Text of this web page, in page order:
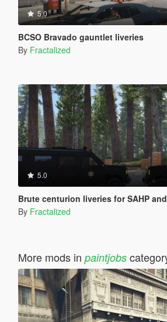
5.0
BCSO Bravado gauntlet liveries
By Fractalized
5.0
Brute centurion liveries for SAHP and
By Fractalized
More mods in paintjobs